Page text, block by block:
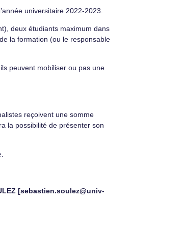
universitaire 2022-2023.
deux étudiants maximum dans
la formation (ou le responsable
peuvent mobiliser ou pas une
reçoivent une somme
la possibilité de présenter son
[sebastien.soulez@univ-